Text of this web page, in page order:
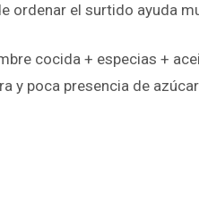
ordenar el surtido ayuda
cocida + especias +
y poca presencia de